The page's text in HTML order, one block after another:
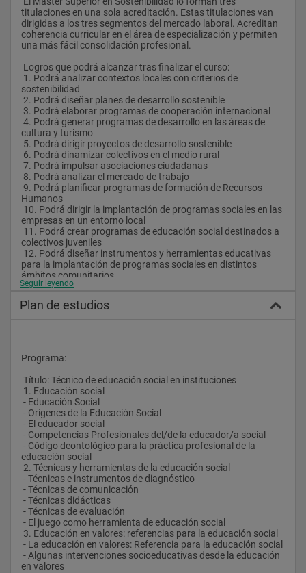
titulaciones en una sola acreditación. Estas titulaciones van
dirigidas a los tres segmentos del mercado laboral. Acreditan
coherencia curricular en el área de especialización y permiten
una más fácil consolidación profesional.
Logros que podrá alcanzar tras finalizar el curso:
sostenibilidad
2. Podrá diseñar planes de desarrollo sostenible
3. Podrá elaborar programas de cooperación internacional
cultura y turismo
5. Podrá dirigir proyectos de desarrollo sostenible
6. Podrá dinamizar colectivos en el medio rural
7. Podrá impulsar asociaciones ciudadanas
8. Podrá analizar el mercado de trabajo
Humanos
empresas en un entorno local
colectivos juveniles
para la implantación de programas sociales en distintos
ámbitos comunitarios.
Administración Pública
- Institutos  públicos de desarrollo
- Agencia  publicas de desarrollo
- Agencias  públicas de Turismo Local
Empresas Privadas
- Consultoras de medio ambiente
- Empresas certificadoras
- Empresas de ingeniería
- Empresas de Intervención social
- Empresas educativas
ONG
- ONGs para el desarrollo
- Fundaciones para el desarrollo sostenible
- Asociaciones profesionales
- Asociaciones empresariales
- Asociaciones ciudadanas
Seguir leyendo
Plan de estudios
Programa:
Título: Técnico de educación social en instituciones
1. Educación social
- Educación Social
- Orígenes de la Educación Social
- El educador social
- Competencias Profesionales del/de la educador/a social
educación social
2. Técnicas y herramientas de la educación social
- Técnicas e instrumentos de diagnóstico
- Técnicas de comunicación
- Técnicas didácticas
- Técnicas de evaluación
- El juego como herramienta de educación social
3. Educación en valores: referencias para la educación social
- La educación en valores: Referencia para la educación social
en valores